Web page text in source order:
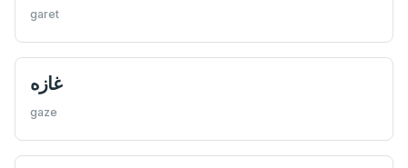
garet
غازه
gaze